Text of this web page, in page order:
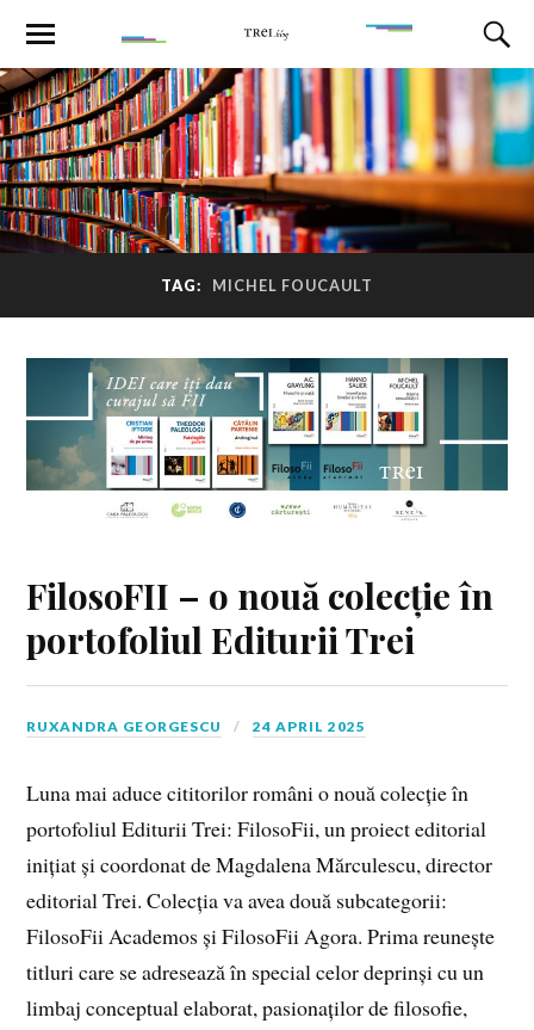
TAG: MICHEL FOUCAULT
FilosoFII – o nouă colecție în
portofoliul Editurii Trei
RUXANDRA GEORGESCU 24 APRIL 2025
Luna mai aduce cititorilor români o nouă colecție în
portofoliul Editurii Trei: FilosoFii, un proiect editorial
inițiat și coordonat de Magdalena Mărculescu, director
editorial Trei. Colecția va avea două subcategorii:
FilosoFii Academos și FilosoFii Agora. Prima reunește
titluri care se adresează în special celor deprinși cu un
limbaj conceptual elaborat, pasionaților de filosofie,